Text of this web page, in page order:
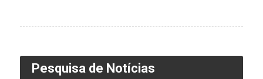
Pesquisa de Notícias